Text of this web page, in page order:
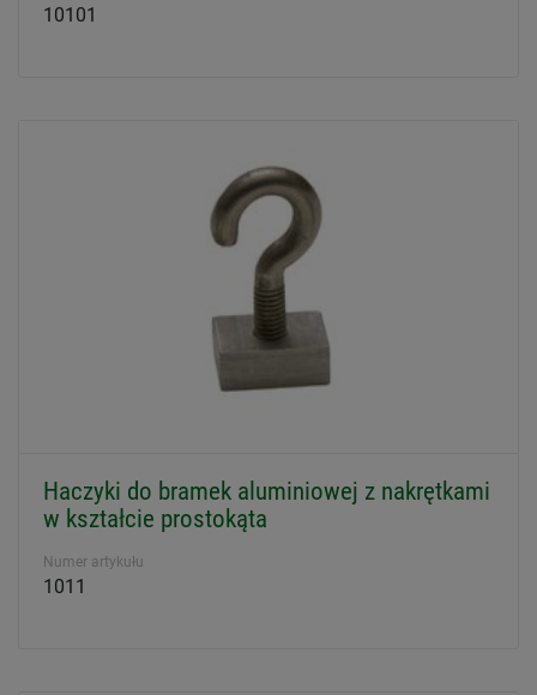
10101
Haczyki do bramek aluminiowej z nakrętkami
w kształcie prostokąta
Numer artykułu
1011